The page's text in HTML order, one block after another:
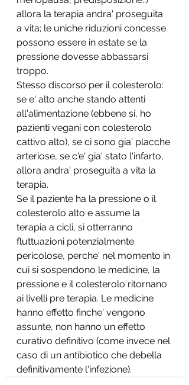
allora la terapia andra' proseguita
a vita; le uniche riduzioni concesse
possono essere in estate se la
pressione dovesse abbassarsi
troppo.
Stesso discorso per il colesterolo:
se e' alto anche stando attenti
all'alimentazione (ebbene si, ho
pazienti vegani con colesterolo
cattivo alto), se ci sono gia' placche
arteriose, se c'e' gia' stato l'infarto,
allora andra' proseguita a vita la
terapia.
Se il paziente ha la pressione o il
colesterolo alto e assume la
terapia a cicli, si otterranno
fluttuazioni potenzialmente
pericolose, perche' nel momento in
cui si sospendono le medicine, la
pressione e il colesterolo ritornano
ai livelli pre terapia. Le medicine
hanno effetto finche' vengono
assunte, non hanno un effetto
curativo definitivo (come invece nel
caso di un antibiotico che debella
definitivamente l'infezione).